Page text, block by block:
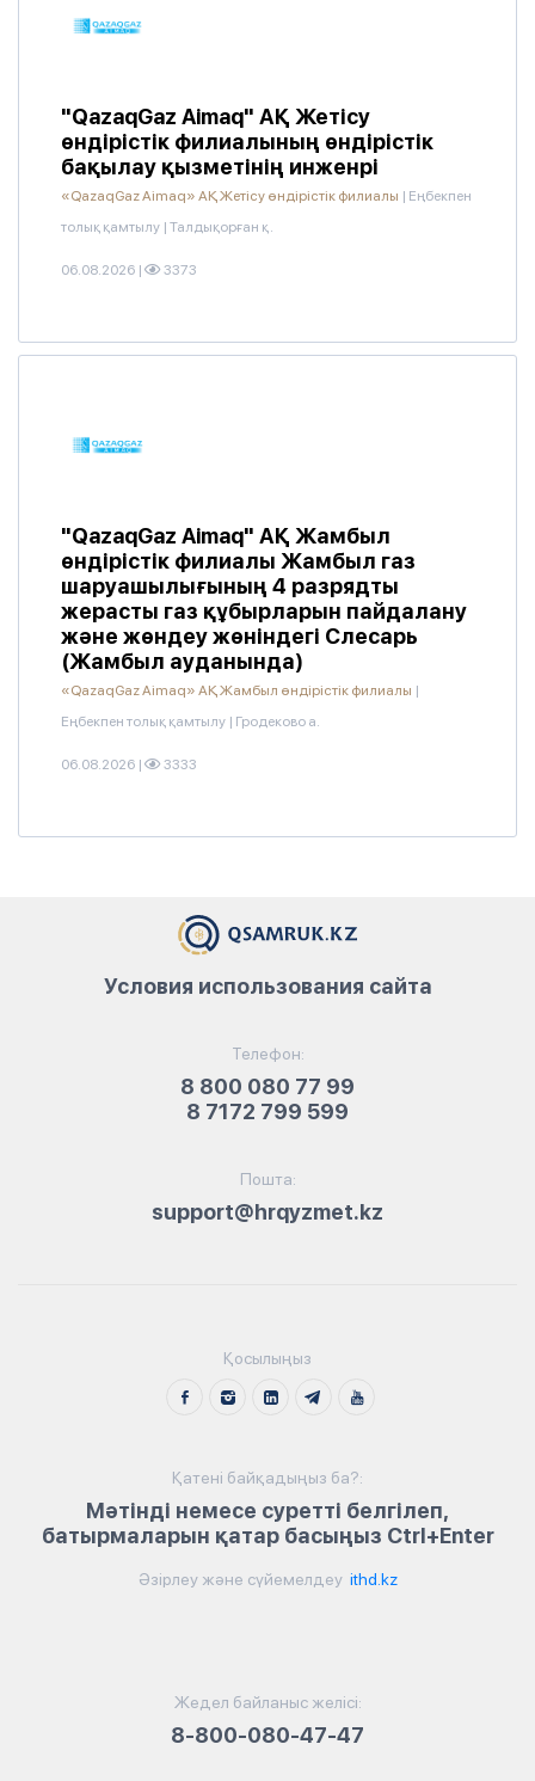
"QazaqGaz Aimaq" АҚ Жетісу
өндірістік филиалының өндірістік
бақылау қызметінің инженрі
«QazaqGaz Aimaq» АҚ Жетісу өндірістік филиалы | Еңбекпен
толық қамтылу | Талдықорған қ.
06.08.2026 | 3373
"QazaqGaz Aimaq" АҚ Жамбыл
өндірістік филиалы Жамбыл газ
шаруашылығының 4 разрядты
жерасты газ құбырларын пайдалану
және жөндеу жөніндегі Слесарь
(Жамбыл ауданында)
«QazaqGaz Aimaq» АҚ Жамбыл өндірістік филиалы |
Еңбекпен толық қамтылу | Гродеково а.
06.08.2026 | 3333
Телефон:
8 800 080 77 99
8 7172 799 599
Пошта:
support@hrqyzmet.kz
Условия использования сайта
Қосылыңыз
Қатені байқадыңыз ба?:
Мәтінді немесе суретті белгілеп,
батырмаларын қатар басыңыз Ctrl+Enter
Әзірлеу және сүйемелдеу ithd.kz
Жедел байланыс желісі:
8-800-080-47-47